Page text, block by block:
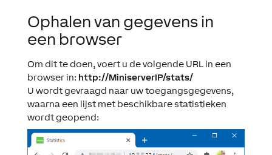
Ophalen van gegevens in
een browser
Om dit te doen, voert u de volgende URL in een
browser in: http://MiniserverIP/stats/
U wordt gevraagd naar uw toegangsgegevens,
waarna een lijst met beschikbare statistieken
wordt geopend: